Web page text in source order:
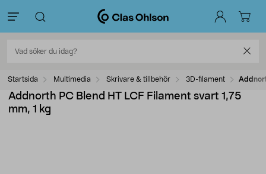
Startsida Multimedia Skrivare & tillbehör 3D-filament
Addnorth PC Blend HT LCF Filament svart 1,75
mm, 1 kg